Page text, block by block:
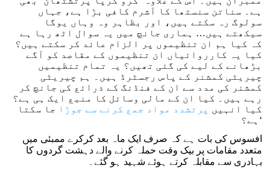
ہے۔ سناتن سنستھا کا آشرم کافی بڑا ہے، جہاں
سولوگ رہ سکتے ہیں، اور بظاہر وہ وہاں یوگا
سیکھتے ہیں… ہماری جانچ میں یہ سوال اٹھ رہا ہے
کہ کیا ہم ان تنظیموں پر الزام عائد کر سکتے ہیں؟
کیا یہ کارروائیاں ان تنظیموں کے مقاصد کو آگے
بڑھانے کے لیے کی گئی تھیں؟ یہ تمام تنظیمیں
چیریٹی کمشنر کے پاس رجسٹرڈ ہیں۔ ہم چیریٹی
کمشنر کی مدد سے ان کے فنڈنگ کے ذرائع کی جانچ کر
رہے ہیں۔ کیا ان کے مالی وسائل کا منبع ایک ہی ہے؟
کیا انہیں پرتشدد مواد جمع کرنے سے جوڑا جا سکتا
ہے؟‘
افسوس کی بات ہے کہ صرف ایک ماہ بعد کرکرے ممبئی میں
متعدد مقامات پر بیک وقت حملہ کرنے والے دہشت گردوں کا
بہادری سے مقابلہ کرتے ہوئے شہید ہو گئے۔